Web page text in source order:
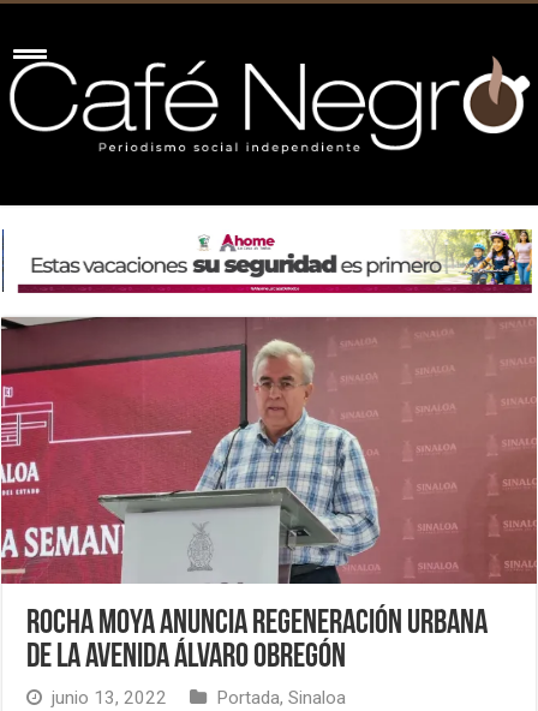
Rocha Moya anuncia regeneración urbana
de la avenida Álvaro Obregón
junio 13, 2022 Portada,Sinaloa